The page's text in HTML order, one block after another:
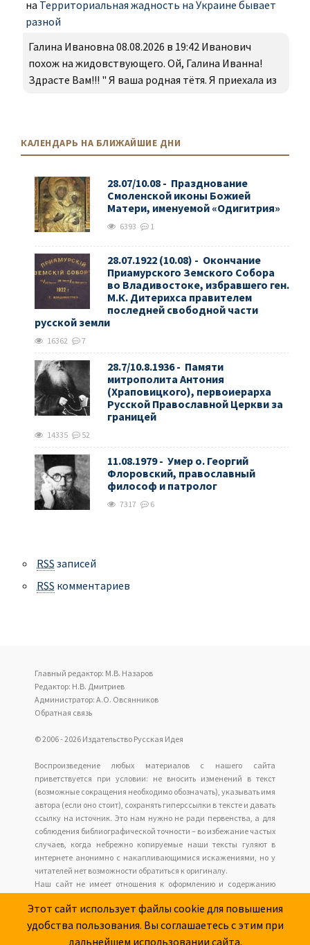
на Территориальная жадность на Украине бывает
разной
Галина Ивановна 08.08.2026 в 19:42 Иванович
похож на жидовствующего. Ой, Галина Иванна!
Здрасте Вам!!! " Я ваша родная тётя. Я приехала из
КАЛЕНДАРЬ НА БЛИЖАЙШИЕ ДНИ
28.07/10.08 - Празднование
Смоленской иконы Божией
Матери, именуемой «Одигитрия»
6393 1
28.07.1922 (10.08) - Окончание
Приамурского Земского Собора
во Владивостоке, избравшего ген.
М.К. Дитерихса правителем
последней свободной части
русской земли
16362 7
28.7/10.8.1936 - Памяти
митрополита Антония
(Храповицкого), первоиерарха
Русской Православной Церкви за
границей
14335 52
11.08.1979 - Умер о. Георгий
Флоровский, православный
философ и патролог
7317 6
RSS записей
RSS комментариев
Главный редактор: М.В. Назаров
Редактор: Н.В. Дмитриев
Администратор: А.О. Овсянников
Обратная связь
© 2006 - 2026 Издательство Русская Идея
Воспроизведение любых материалов с нашего сайта
приветствуется при условии: не вносить изменений в текст
(возможные сокращения необходимо обозначать), указывать имя
автора (если оно стоит), сохранять гиперссылки в тексте и давать
ссылку на источник. Это нам нужно не ради первенства, а для
соблюдения библиографической точности – во избежание частых
случаев, когда небрежно копируемые наши тексты гуляют в
интернете анонимно с накапливающимися искажениями, но у
читателей нет возможности обратиться к оригиналу.
Наш сайт не имеет отношения к оформлению и содержанию
Этот сайт использует файлы cookie для повышения
удобства пользования. Вы соглашаетесь с этим при
дальнейшем использовании сайта.